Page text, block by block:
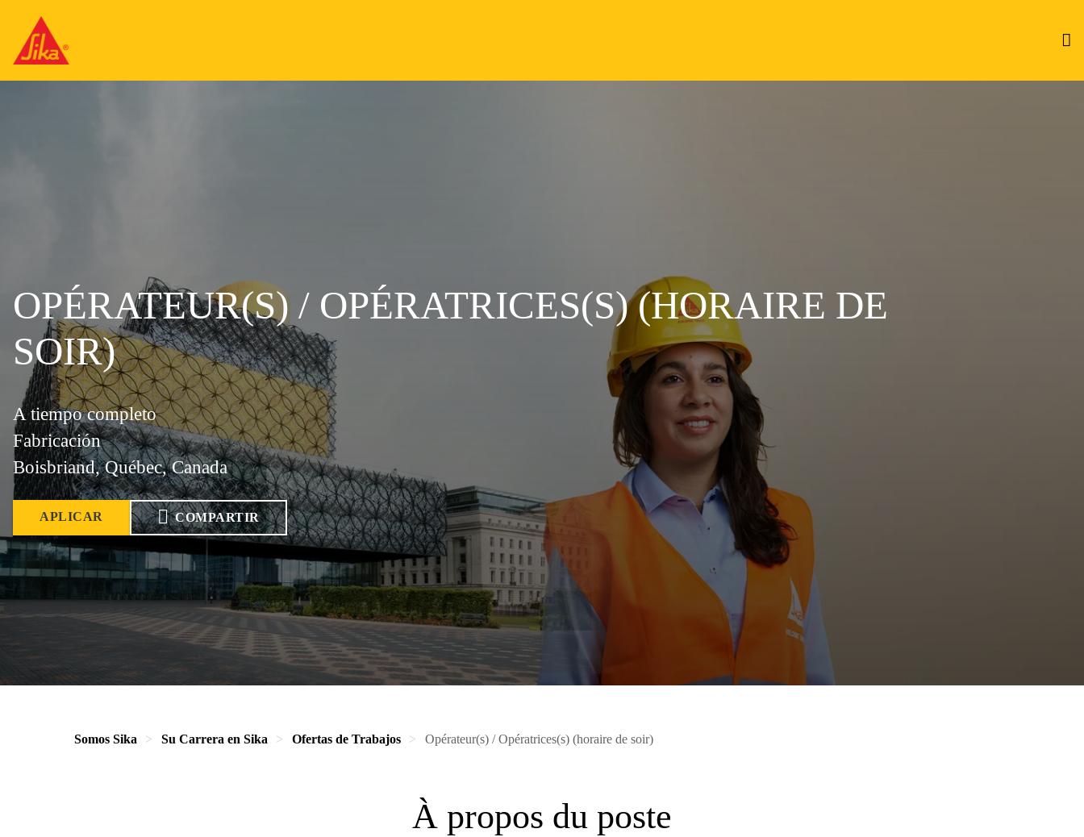
OPÉRATEUR(S) / OPÉRATRICES(S) (HORAIRE DE
SOIR)
A tiempo completo
Fabricación
Boisbriand, Québec, Canada
APLICAR COMPARTIR
Somos Sika Su Carrera en Sika Ofertas de Trabajos Opérateur(s) / Opératrices(s) (horaire de soir)
À propos du poste